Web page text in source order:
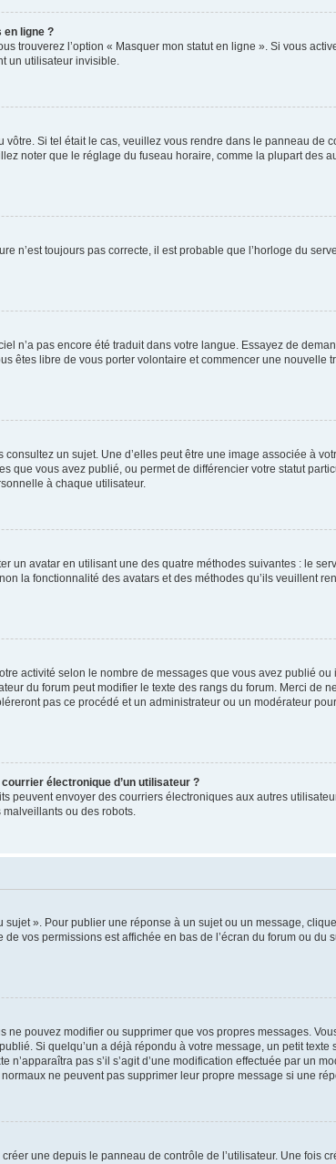
en ligne ?
trouverez l’option « Masquer mon statut en ligne ». Si vous
un utilisateur invisible.
vôtre. Si tel était le cas, veuillez vous rendre dans le panneau de
noter que le réglage du fuseau horaire, comme la plupart des
n’est toujours pas correcte, il est probable que l’horloge du
n’a pas encore été traduit dans votre langue. Essayez de
êtes libre de vous porter volontaire et commencer une nouvelle
un sujet. Une d’elles peut être une image associée à
que vous avez publié, ou permet de différencier votre statut
à chaque utilisateur.
un avatar en utilisant une des quatre méthodes suivantes : le
la fonctionnalité des avatars et des méthodes qu’ils veuillent
activité selon le nombre de messages que vous avez publié
du forum peut modifier le texte des rangs du forum. Merci de
pas ce procédé et un administrateur ou un modérateur
électronique d’un utilisateur ?
peuvent envoyer des courriers électroniques aux autres
ou des robots.
». Pour publier une réponse à un sujet ou un message,
vos permissions est affichée en bas de l’écran du forum ou
pouvez modifier ou supprimer que vos propres messages.
Si quelqu’un a déjà répondu à votre message, un petit
pas s’il s’agit d’une modification effectuée par un
ne peuvent pas supprimer leur propre message si une
une depuis le panneau de contrôle de l’utilisateur. Une fois